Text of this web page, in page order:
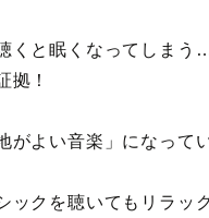
くと眠くなってしま
拠！
がよい音楽」になって
ックを聴いてもリラッ